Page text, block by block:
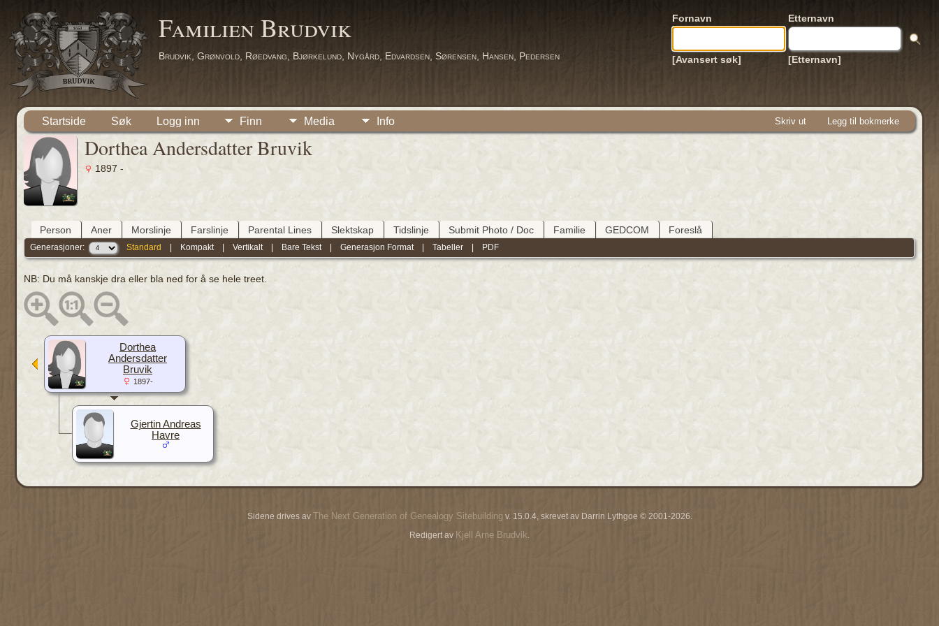
Familien Brudvik
Brudvik, Grønvold, Røedvang, Bjørkelund, Nygård, Edvardsen, Sørensen, Hansen, Pedersen
Fornavn Etternavn
[Avansert søk] [Etternavn]
Startside Søk Logg inn Finn Media Info Skriv ut Legg til bokmerke
Dorthea Andersdatter Bruvik
1897 -
Person Aner Morslinje Farslinje Parental Lines Slektskap Tidslinje Submit Photo / Doc Familie GEDCOM Foreslå
Generasjoner: Standard | Kompakt |Vertikalt | Bare Tekst |Generasjon Format |Tabeller | PDF
NB: Du må kanskje dra eller bla ned for å se hele treet.
Dorthea
Andersdatter
Bruvik
1897-
Gjertin Andreas
Havre
Sidene drives av The Next Generation of Genealogy Sitebuilding v. 15.0.4, skrevet av Darrin Lythgoe © 2001-2026.
Redigert av Kjell Arne Brudvik